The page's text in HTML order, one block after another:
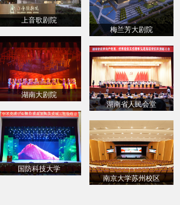
上音歌剧院
湖南大剧院
国防科技大学
梅兰芳大剧院
湖南省人民会堂
南京大学苏州校区